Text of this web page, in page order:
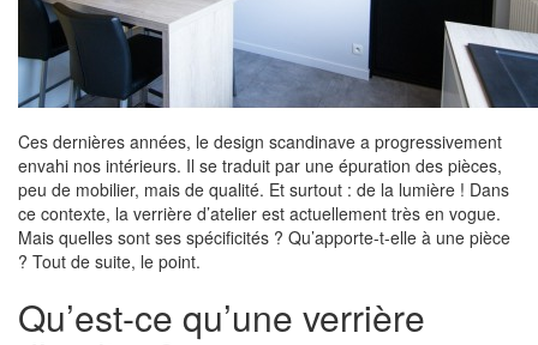
Ces dernières années, le design scandinave a progressivement
envahi nos intérieurs. Il se traduit par une épuration des pièces,
peu de mobilier, mais de qualité. Et surtout : de la lumière ! Dans
ce contexte, la verrière d’atelier est actuellement très en vogue.
Mais quelles sont ses spécificités ? Qu’apporte-t-elle à une pièce
? Tout de suite, le point.
Qu’est-ce qu’une verrière